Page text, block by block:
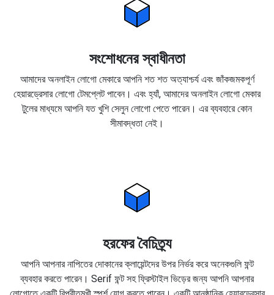
সংশোধনের স্বাধীনতা
আমাদের অনলাইন লোগো মেকারে আপনি শত শত অত্যাশ্চর্য এবং জাঁকজমকপূর্ণ
হেয়ারড্রেসার লোগো টেমপ্লেট পাবেন। এবং হ্যাঁ, আমাদের অনলাইন লোগো মেকার
টুলের মাধ্যমে আপনি যত খুশি সেলুন লোগো পেতে পারেন। এর ব্যবহারে কোন
সীমাবদ্ধতা নেই।
হরফের বৈচিত্র্য
আপনি আপনার নাপিতের দোকানের ক্লায়েন্টদের উপর নির্ভর করে অনেকগুলি ফন্ট
ব্যবহার করতে পারেন। Serif ফন্ট সহ ফ্রিস্টাইল ভিড়ের জন্য আপনি আপনার